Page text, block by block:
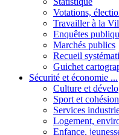
Votations,
Travailler à la
Enquêtes
Marchés publics
Recueil
Guichet
Sécurité et économie ...
Culture et
Sport et
Services
Logement,
Enfance,